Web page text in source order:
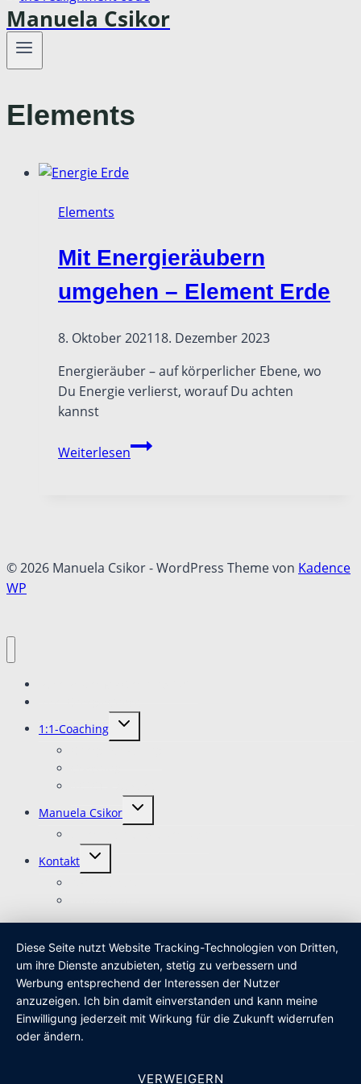
Manuela Csikor
Elements
Elements
Mit Energieräubern
umgehen – Element Erde
VonManuela
8. Oktober 202118. Dezember 2023
Energieräuber – auf körperlicher Ebene, wo
Du Energie verlierst, worauf Du achten
kannst
WeiterlesenMit
Energieräubern
© 2026 Manuela Csikor - WordPress Theme von Kadence
WP
1:1-Coaching
Untermenü
umschalten
Manuela Csikor
Untermenü
umschalten
Kontakt
Untermenü
umschalten
Diese Seite nutzt Website Tracking-Technologien von Dritten,
um ihre Dienste anzubieten, stetig zu verbessern und
Werbung entsprechend der Interessen der Nutzer
anzuzeigen. Ich bin damit einverstanden und kann meine
Einwilligung jederzeit mit Wirkung für die Zukunft widerrufen
oder ändern.
VERWEIGERN